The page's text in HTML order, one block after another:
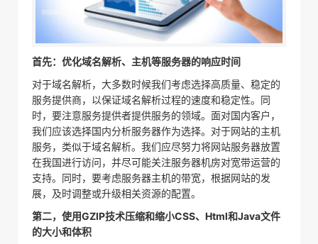
首先：优化域名解析、主机等服务器的响应时间
对于域名解析，大多数时候我们考虑选择高质量、稳定的
服务提供商，以保证域名解析过程的速度和稳定性。同
时，要注意服务提供者提供服务的领域。面对国内客户，
我们应该选择国内分析服务器作为选择。对于网站的主机
服务，类似于域名解析。我们应尽努力将网站服务器放置
在我国进行访问，并尽可能关注服务器机房对宽带运营的
支持。同时，要考虑服务器主机的带宽，根据网站的发
展，及时调整或升级相关资源的配置。
第二，使用GZIP技术压缩和缩小CSS、Html和Java文件
的大小和体积